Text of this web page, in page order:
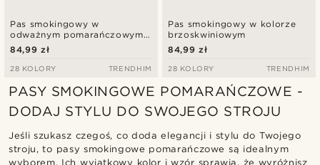
Pas smokingowy w
odważnym pomarańczowym
kolorze Basic
84,99 zł
28 KOLORY TRENDHIM
Pas smokingowy w kolorze
brzoskwiniowym
84,99 zł
28 KOLORY TRENDHIM
PASY SMOKINGOWE POMARAŃCZOWE -
DODAJ STYLU DO SWOJEGO STROJU
Jeśli szukasz czegoś, co doda elegancji i stylu do Twojego
stroju, to pasy smokingowe pomarańczowe są idealnym
wyborem. Ich wyjątkowy kolor i wzór sprawią, że wyróżnisz